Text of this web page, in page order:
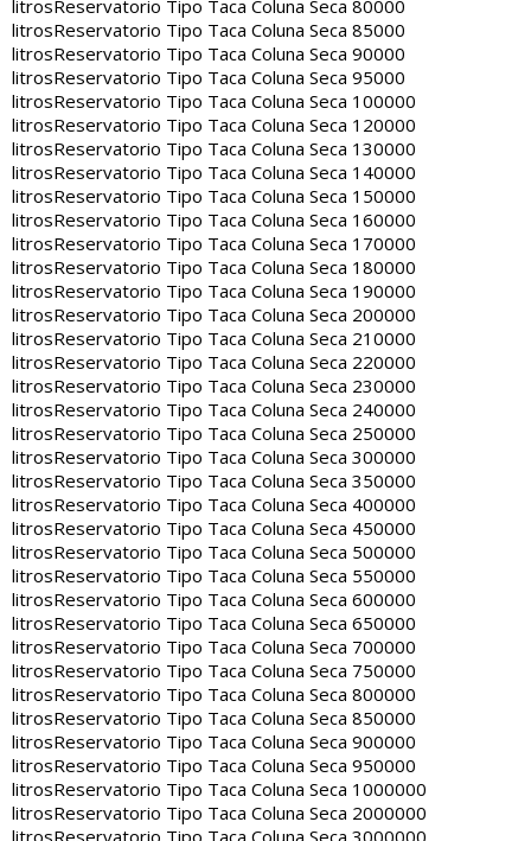
litrosReservatorio Tipo Taca Coluna Seca 80000
litrosReservatorio Tipo Taca Coluna Seca 85000
litrosReservatorio Tipo Taca Coluna Seca 90000
litrosReservatorio Tipo Taca Coluna Seca 95000
litrosReservatorio Tipo Taca Coluna Seca 100000
litrosReservatorio Tipo Taca Coluna Seca 120000
litrosReservatorio Tipo Taca Coluna Seca 130000
litrosReservatorio Tipo Taca Coluna Seca 140000
litrosReservatorio Tipo Taca Coluna Seca 150000
litrosReservatorio Tipo Taca Coluna Seca 160000
litrosReservatorio Tipo Taca Coluna Seca 170000
litrosReservatorio Tipo Taca Coluna Seca 180000
litrosReservatorio Tipo Taca Coluna Seca 190000
litrosReservatorio Tipo Taca Coluna Seca 200000
litrosReservatorio Tipo Taca Coluna Seca 210000
litrosReservatorio Tipo Taca Coluna Seca 220000
litrosReservatorio Tipo Taca Coluna Seca 230000
litrosReservatorio Tipo Taca Coluna Seca 240000
litrosReservatorio Tipo Taca Coluna Seca 250000
litrosReservatorio Tipo Taca Coluna Seca 300000
litrosReservatorio Tipo Taca Coluna Seca 350000
litrosReservatorio Tipo Taca Coluna Seca 400000
litrosReservatorio Tipo Taca Coluna Seca 450000
litrosReservatorio Tipo Taca Coluna Seca 500000
litrosReservatorio Tipo Taca Coluna Seca 550000
litrosReservatorio Tipo Taca Coluna Seca 600000
litrosReservatorio Tipo Taca Coluna Seca 650000
litrosReservatorio Tipo Taca Coluna Seca 700000
litrosReservatorio Tipo Taca Coluna Seca 750000
litrosReservatorio Tipo Taca Coluna Seca 800000
litrosReservatorio Tipo Taca Coluna Seca 850000
litrosReservatorio Tipo Taca Coluna Seca 900000
litrosReservatorio Tipo Taca Coluna Seca 950000
litrosReservatorio Tipo Taca Coluna Seca 1000000
litrosReservatorio Tipo Taca Coluna Seca 2000000
litrosReservatorio Tipo Taca Coluna Seca 3000000